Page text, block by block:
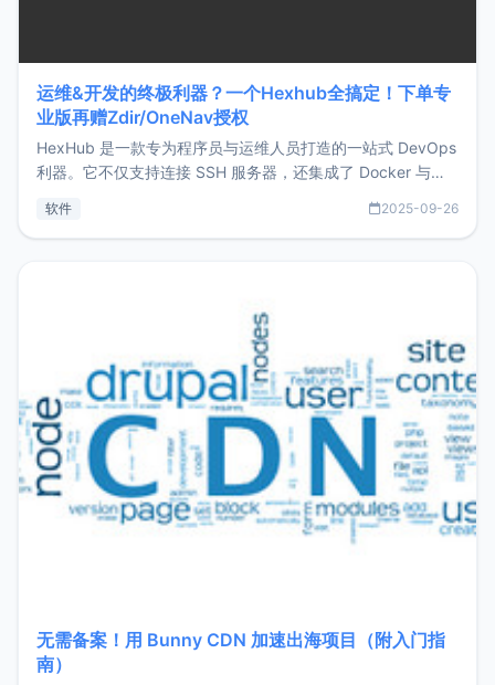
运维&开发的终极利器？一个Hexhub全搞定！下单专
业版再赠Zdir/OneNav授权
HexHub 是一款专为程序员与运维人员打造的一站式 DevOps
利器。它不仅支持连接 SSH 服务器，还集成了 Docker 与常
件间频繁切换，仅凭 HexHub 即可同时搞定运维与数据库操
软件 2025-09-26
无需备案！用 Bunny CDN 加速出海项目（附入门指
南）